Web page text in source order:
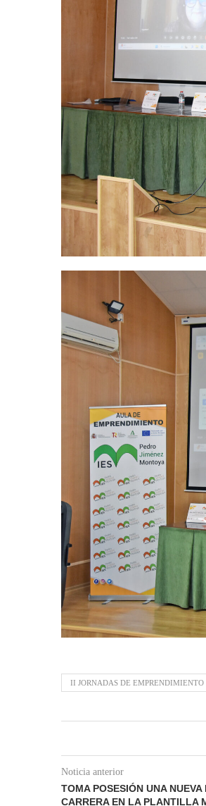
II JORNADAS DE EMPRENDIMIENTO
Noticia anterior
TOMA POSESIÓN UNA
CARRERA EN LA PLANTILLA